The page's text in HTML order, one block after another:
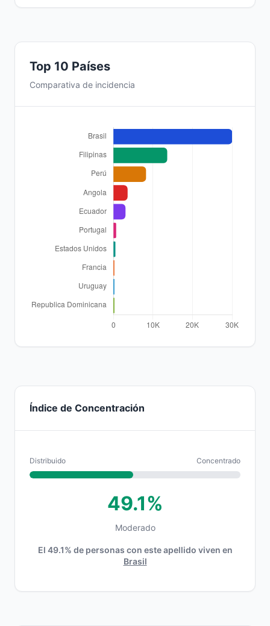
Top 10 Países
Comparativa de incidencia
Índice de Concentración
Distribuido Concentrado
49.1%
Moderado
El 49.1% de personas con este apellido viven en
Brasil